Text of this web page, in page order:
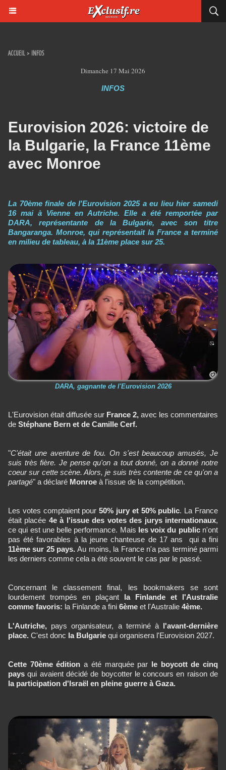
ACCUEIL > INFOS
Dimanche 17 Mai 2026
INFOS
Eurovision 2026: victoire de
la Bulgarie, la France 11ème
avec Monroe
La 70ème finale de l'Eurovision 2025 a eu lieu hier samedi
16 mai à Vienne en Autriche. Elle a été remportée par
DARA, représentante de la Bulgarie, avec son titre
Bangaranga. Monroe, qui représentait la France a terminé
en milieu de tableau, à la 11ème place sur 25.
DARA, gagnante de l'Eurovision 2026
L'Eurovision était diffusée sur France 2, avec les commentaires
de Stéphane Bern et de Camille Cerf.
"C'était une aventure de fou. On s'est beaucoup amusés, Je
suis très fière. Je pense qu'on a tout donné, on a donné notre
coeur sur cette scène. Alors, je suis très contente de ce qu'on a
partagé" a déclaré Monroe à l'issue de la compétition.
Les votes comptaient pour50% jury et 50% public. La France
était placée 4e à l'issue des votes des jurys internationaux,
ce qui est une belle performance. Mais les voix du public n'ont
pas été favorables à la jeune chanteuse de 17 ans qui a fini
11ème sur 25 pays.Au moins, la France n'a pas terminé parmi
les derniers comme cela a été souvent le cas par le passé.
Concernant le classement final, les bookmakers se sont
lourdement trompés en plaçant la Finlande et l'Australie
comme favoris: la Finlande a fini 6ème et l'Australie 4ème.
L'Autriche, pays organisateur, a terminé à l'avant-dernière
place. C'est donc la Bulgarie qui organisera l'Eurovision 2027.
Cette 70ème éditiona été marquée par le boycott de cinq
paysqui avaient décidé de boycotter le concours en raison de
la participation d'Israël en pleine guerre à Gaza.